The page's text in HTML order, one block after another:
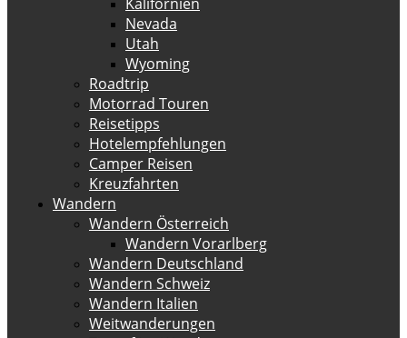
Nevada
Utah
Wyoming
Roadtrip
Motorrad Touren
Reisetipps
Hotelempfehlungen
Camper Reisen
Kreuzfahrten
Wandern
Wandern Österreich
Wandern Vorarlberg
Wandern Deutschland
Wandern Schweiz
Wandern Italien
Weitwanderungen